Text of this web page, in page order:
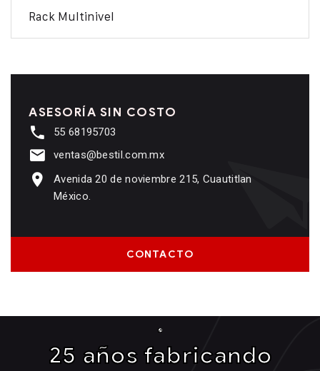
Rack Multinivel
ASESORÍA SIN COSTO
55 68195703
ventas@bestil.com.mx
Avenida 20 de noviembre 215, Cuautitlan
México.
CONTACTO
25 años fabricando